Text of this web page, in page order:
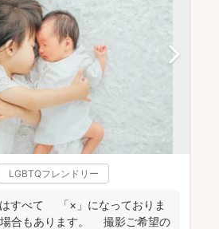
LGBTQフレンドリー
すべて 「×」になっておりま
合もあります。 撮影ご希望の